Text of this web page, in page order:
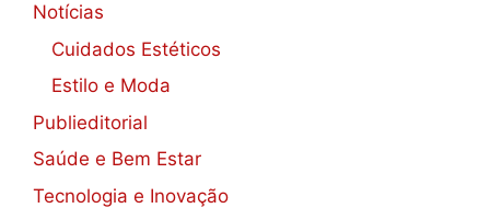
Notícias
Cuidados Estéticos
Estilo e Moda
Publieditorial
Saúde e Bem Estar
Tecnologia e Inovação